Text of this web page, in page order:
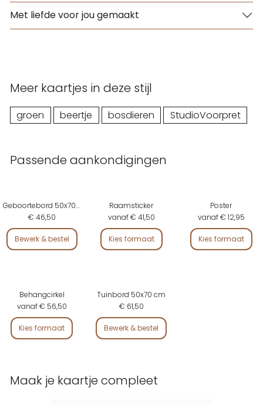
Met liefde voor jou gemaakt
Meer kaartjes in deze stijl
groen beertje bosdieren StudioVoorpret
Maak je kaartje compleet
Passende aankondigingen
Geboortebord 50x70 cm
€ 46,50
Bewerk & bestel
Raamsticker
vanaf € 41,50
Kies formaat
Poster
vanaf € 12,95
Kies formaat
Behangcirkel
vanaf € 56,50
Kies formaat
Tuinbord 50x70 cm
€ 61,50
Bewerk & bestel